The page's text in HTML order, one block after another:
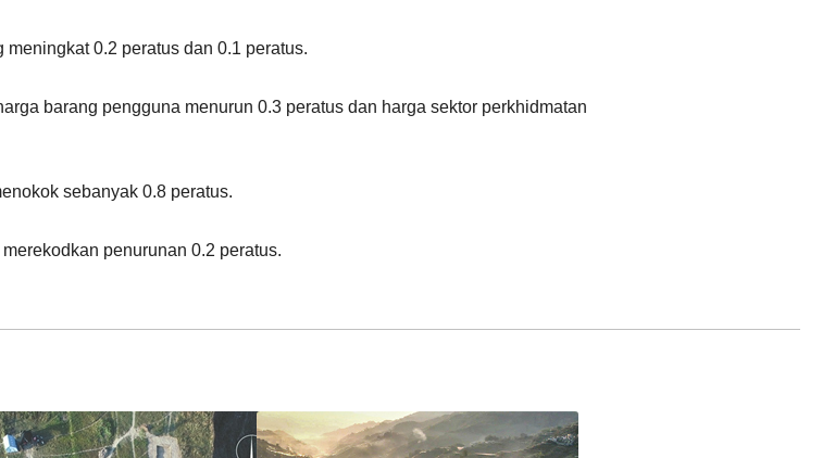
한국어
ภาษาไทย
0.2 peratus dan 0.1 peratus.
barang pengguna menurun 0.3 peratus dan harga sektor perkhidmatan
sebanyak 0.8 peratus.
penurunan 0.2 peratus.